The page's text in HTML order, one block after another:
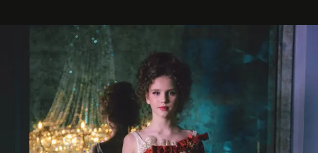
2025
и LUXIA June 2025, представляет собой
уникальное явление современной культуры.